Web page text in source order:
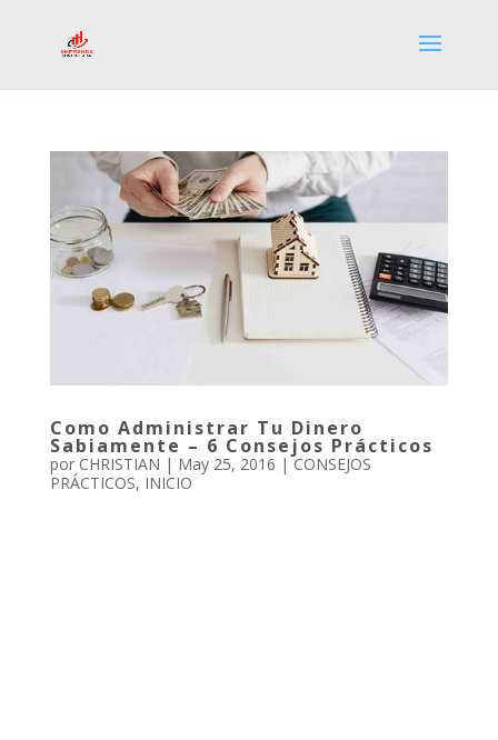
Como Administrar Tu Dinero
Sabiamente – 6 Consejos Prácticos
por CHRISTIAN | May 25, 2016 |CONSEJOS
PRÁCTICOS, INICIO